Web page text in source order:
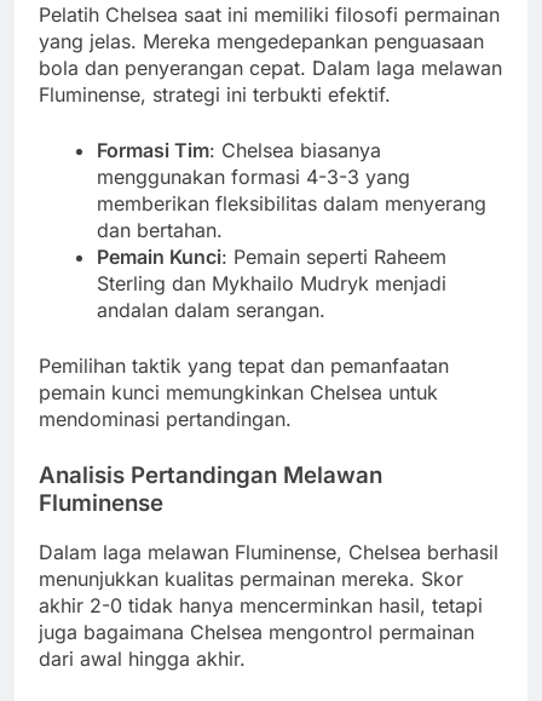
Pelatih Chelsea saat ini memiliki filosofi permainan
yang jelas. Mereka mengedepankan penguasaan
bola dan penyerangan cepat. Dalam laga melawan
Fluminense, strategi ini terbukti efektif.
Formasi Tim: Chelsea biasanya
menggunakan formasi 4-3-3 yang
memberikan fleksibilitas dalam menyerang
dan bertahan.
Pemain Kunci: Pemain seperti Raheem
Sterling dan Mykhailo Mudryk menjadi
andalan dalam serangan.
Pemilihan taktik yang tepat dan pemanfaatan
pemain kunci memungkinkan Chelsea untuk
mendominasi pertandingan.
Analisis Pertandingan Melawan
Fluminense
Dalam laga melawan Fluminense, Chelsea berhasil
menunjukkan kualitas permainan mereka. Skor
akhir 2-0 tidak hanya mencerminkan hasil, tetapi
juga bagaimana Chelsea mengontrol permainan
dari awal hingga akhir.